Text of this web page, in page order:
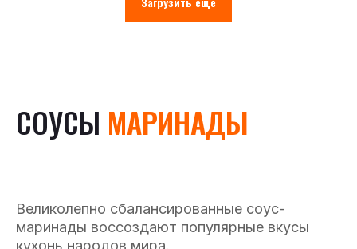
СОУСЫ МАРИНАДЫ
Великолепно сбалансированные соус-
маринады воссоздают популярные вкусы
кухонь народов мира.